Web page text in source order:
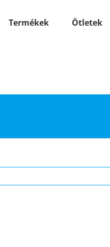
Termékek Ötletek